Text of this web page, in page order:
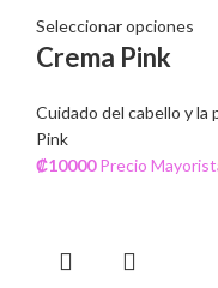
Seleccionar opciones
Crema Pink
Cuidado del cabello y la
Pink
₡10000 Precio